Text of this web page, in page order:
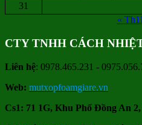
31
«
CTY TNHH CÁCH
Liên hệ: 0978.465.231 -
Web: mutxopfoamgiare.vn
Cs1: 71 1G, Khu Phố Đồng An